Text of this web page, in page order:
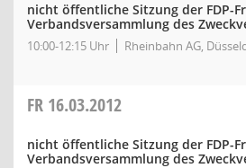
nicht öffentliche Sitzung der FDP-
Verbandsversammlung des
10:00-12:15 Uhr Rheinbahn AG,
FR 16.03.2012
nicht öffentliche Sitzung der FDP-
Verbandsversammlung des